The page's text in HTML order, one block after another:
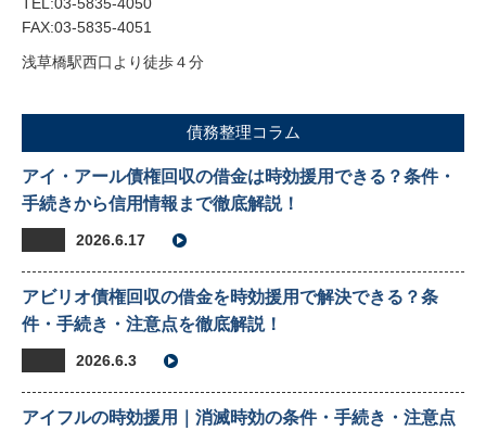
TEL:03-5835-4050
FAX:03-5835-4051
浅草橋駅西口より徒歩４分
債務整理コラム
アイ・アール債権回収の借金は時効援用できる？条件・
手続きから信用情報まで徹底解説！
2026.6.17
アビリオ債権回収の借金を時効援用で解決できる？条
件・手続き・注意点を徹底解説！
2026.6.3
アイフルの時効援用｜消滅時効の条件・手続き・注意点